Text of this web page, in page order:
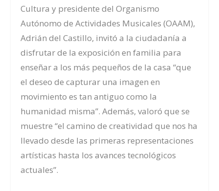
Cultura y presidente del Organismo
Autónomo de Actividades Musicales (OAAM),
Adrián del Castillo, invitó a la ciudadanía a
disfrutar de la exposición en familia para
enseñar a los más pequeños de la casa “que
el deseo de capturar una imagen en
movimiento es tan antiguo como la
humanidad misma”. Además, valoró que se
muestre “el camino de creatividad que nos ha
llevado desde las primeras representaciones
artísticas hasta los avances tecnológicos
actuales”.